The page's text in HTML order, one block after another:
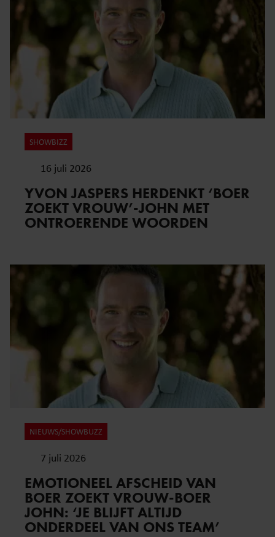
SHOWBIZZ
16 juli 2026
YVON JASPERS HERDENKT ‘BOER
ZOEKT VROUW’-JOHN MET
ONTROERENDE WOORDEN
NIEUWS/SHOWBUZZ
7 juli 2026
EMOTIONEEL AFSCHEID VAN
BOER ZOEKT VROUW-BOER
JOHN: ‘JE BLIJFT ALTIJD
ONDERDEEL VAN ONS TEAM’